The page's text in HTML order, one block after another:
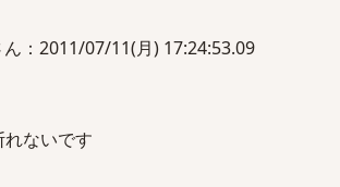
：2011/07/11(月) 17:24:53.09
ないです